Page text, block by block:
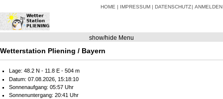
HOME IMPRESSUM DATENSCHUTZ ANMELDEN
show/hide Menu
Wetterstation Pliening / Bayern
Lage: 48.2 N - 11.8 E - 504 m
Datum: 07.08.2026, 15:18:10
Sonnenaufgang: 05:57 Uhr
Sonnenuntergang: 20:41 Uhr